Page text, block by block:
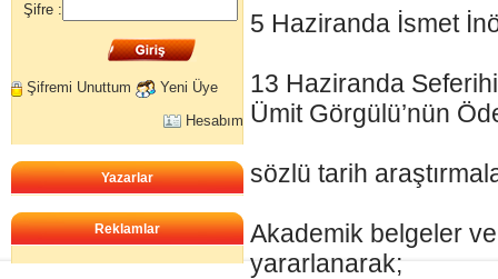
Şifre :
Şifremi Unuttum
Yeni Üye
Hesabım
Yazarlar
Reklamlar
5 Haziranda İsmet
13 Haziranda
Ümit Görgülü’nün
sözlü tarih
Akademik belgeler
yararlanarak;